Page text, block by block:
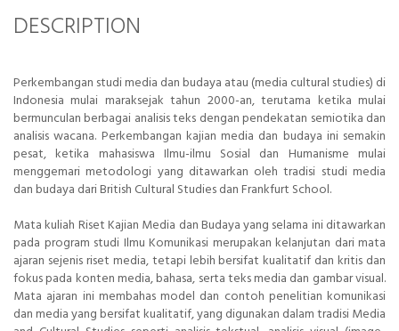
DESCRIPTION
Perkembangan studi media dan budaya atau (media cultural studies) di
Indonesia mulai maraksejak tahun 2000-an, terutama ketika mulai
bermunculan berbagai analisis teks dengan pendekatan semiotika dan
analisis wacana. Perkembangan kajian media dan budaya ini semakin
pesat, ketika mahasiswa Ilmu-ilmu Sosial dan Humanisme mulai
menggemari metodologi yang ditawarkan oleh tradisi studi media
dan budaya dari British Cultural Studies dan Frankfurt School.
Mata kuliah Riset Kajian Media dan Budaya yang selama ini ditawarkan
pada program studi Ilmu Komunikasi merupakan kelanjutan dari mata
ajaran sejenis riset media, tetapi lebih bersifat kualitatif dan kritis dan
fokus pada konten media, bahasa, serta teks media dan gambar visual.
Mata ajaran ini membahas model dan contoh penelitian komunikasi
dan media yang bersifat kualitatif, yang digunakan dalam tradisi Media